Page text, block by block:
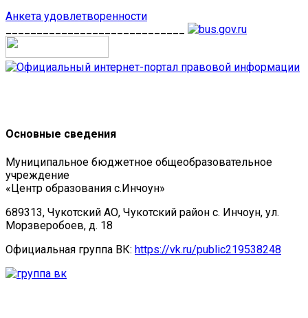
Анкета удовлетворенности
Основные сведения
Муниципальное бюджетное общеобразовательное
учреждение
«Центр образования с.Инчоун»
689313, Чукотский АО, Чукотский район с. Инчоун, ул.
Морзверобоев, д. 18
Официальная группа ВК: https://vk.ru/public219538248